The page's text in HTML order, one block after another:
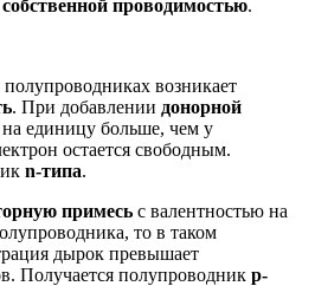
собственной проводимостью.
возникает
. При добавлении донорной
единицу больше, чем у
остается свободным.
n-типа.
примесь с валентностью на
то в таком
дырок превышает
Получается полупроводник p-